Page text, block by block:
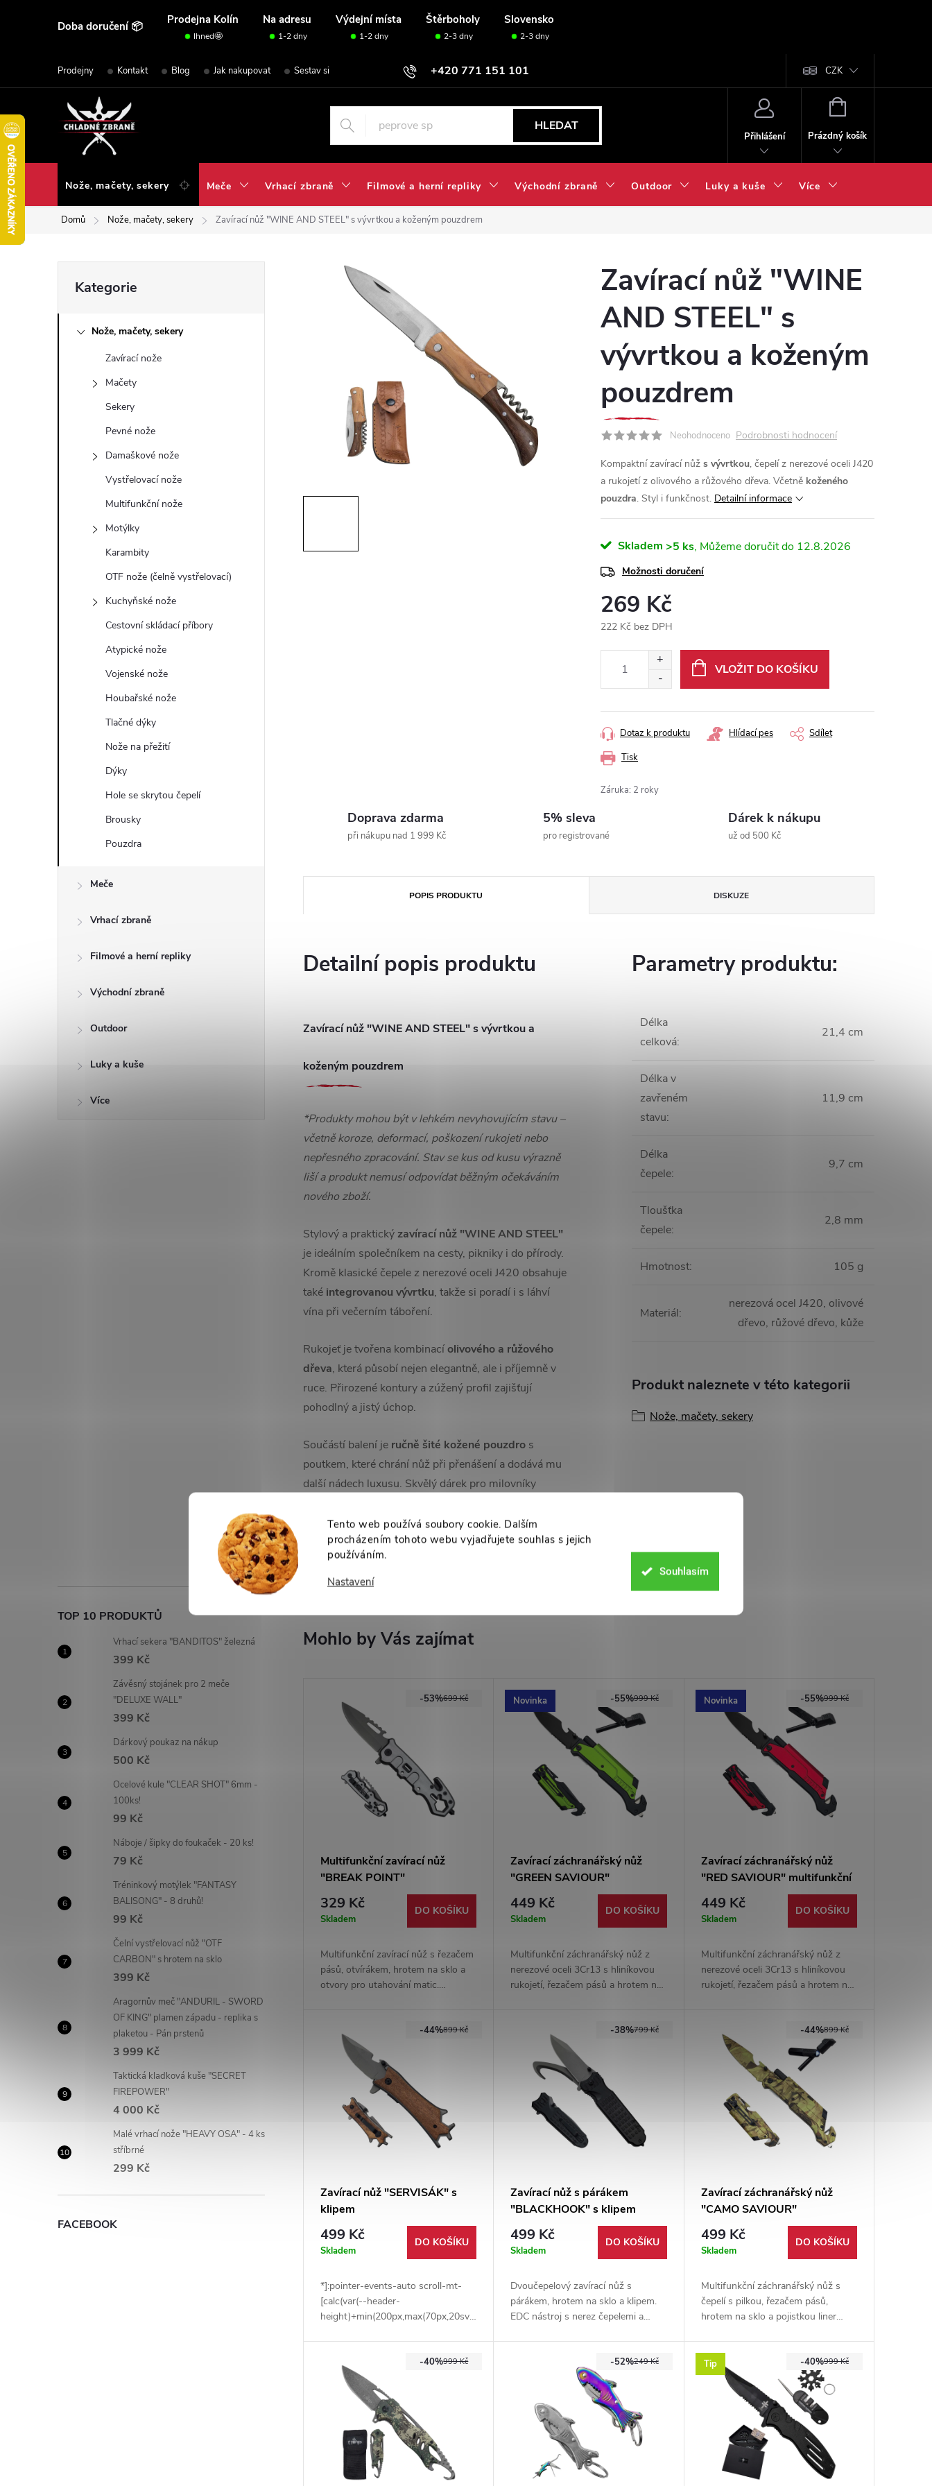
Tento web používá soubory cookie. Dalším
procházením tohoto webu vyjadřujete souhlas s jejich
používáním.
Nastavení
Souhlasím
Doba doručení 📦 Prodejna Kolín Na adresu Výdejní místa Štěrboholy Slovensko
Ihned🤩 1-2 dny 1-2 dny 2-3 dny 2-3 dny
+420 771 151 101
Prodejny Kontakt Blog Jak nakupovat Sestav si svou sadu✅ CZK
HLEDAT
Přihlášení
NÁKUPNÍ
Prázdný košík
Nože, mačety, sekery Meče Vrhací zbraně Filmové a herní repliky Východní zbraně Outdoor Luky a kuše Více
Domů Nože, mačety, sekery Zavírací nůž "WINE AND STEEL" s vývrtkou a koženým pouzdrem
o
kategorie
Kategorie
Nože, mačety, sekery
Zavírací nože
Mačety
Sekery
Pevné nože
Damaškové nože
Vystřelovací nože
Multifunkční nože
Motýlky
Karambity
OTF nože (čelně vystřelovací)
Kuchyňské nože
Cestovní skládací příbory
Atypické nože
Vojenské nože
Houbařské nože
Tlačné dýky
Nože na přežití
Dýky
Hole se skrytou čepelí
Brousky
Pouzdra
Meče
Vrhací zbraně
Filmové a herní repliky
Východní zbraně
Outdoor
Luky a kuše
Více
TOP 10 PRODUKTŮ
Vrhací sekera "BANDITOS" železná
399 Kč
Závěsný stojánek pro 2 meče
"DELUXE WALL"
399 Kč
Dárkový poukaz na nákup
500 Kč
Ocelové kule "CLEAR SHOT" 6mm -
100ks!
99 Kč
Náboje / šipky do foukaček - 20 ks!
79 Kč
Tréninkový motýlek "FANTASY
BALISONG" - 8 druhů!
99 Kč
Čelní vystřelovací nůž "OTF
CARBON" s hrotem na sklo
399 Kč
Aragornův meč "ANDURIL - SWORD
OF KING" plamen západu - replika s
plaketou - Pán prstenů
3 999 Kč
Taktická kladková kuše "SECRET
FIREPOWER"
4 000 Kč
Malé vrhací nože "HEAVY OSA" - 4 ks
stříbrné
299 Kč
FACEBOOK
Zavírací nůž "WINE
AND STEEL" s
vývrtkou a koženým
pouzdrem
Neohodnoceno Podrobnosti hodnocení
Kompaktní zavírací nůž s vývrtkou, čepelí z nerezové oceli J420
a rukojetí z olivového a růžového dřeva. Včetně koženého
pouzdra. Styl i funkčnost. Detailní informace
Skladem >5 ks 12.8.2026
Možnosti doručení
269 Kč
222 Kč bez DPH
VLOŽIT DO KOŠÍKU
Tisk
Dotaz k produktu Hlídací pes Sdílet
Záruka: 2 roky
Doprava zdarma
při nákupu nad 1 999 Kč
5% sleva
pro registrované
Dárek k nákupu
už od 500 Kč
POPIS PRODUKTU DISKUZE
Detailní popis produktu
Zavírací nůž "WINE AND STEEL" s vývrtkou a
koženým pouzdrem
*Produkty mohou být v lehkém nevyhovujícím stavu –
včetně koroze, deformací, poškození rukojeti nebo
nepřesného zpracování. Stav se kus od kusu výrazně
liší a produkt nemusí odpovídat běžným očekáváním
nového zboží.
Stylový a praktický zavírací nůž "WINE AND STEEL"
je ideálním společníkem na cesty, pikniky i do přírody.
Kromě klasické čepele z nerezové oceli J420 obsahuje
také integrovanou vývrtku, takže si poradí i s láhví
vína při večerním táboření.
Rukojeť je tvořena kombinacíolivového a růžového
dřeva, která působí nejen elegantně, ale i příjemně v
ruce. Přirozené kontury a zúžený profil zajišťují
pohodlný a jistý úchop.
Součástí balení je ručně šité kožené pouzdro s
poutkem, které chrání nůž při přenášení a dodává mu
další nádech luxusu. Skvělý dárek pro milovníky
Parametry produktu:
Délka
celková:
21,4 cm
Délka v
zavřeném
stavu:
11,9 cm
Délka
čepele:
9,7 cm
Tloušťka
čepele:
2,8 mm
Hmotnost: 105 g
Materiál:
nerezová ocel J420, olivové
dřevo, růžové dřevo, kůže
Produkt naleznete v této kategorii
Nože, mačety, sekery
High-contrast mode
Mohlo by Vás zajímat
699 Kč
-53%
Multifunkční zavírací nůž
"BREAK POINT"
329 Kč
Skladem
DO KOŠÍKU
Multifunkční zavírací nůž s řezačem
pásů, otvírákem, hrotem na sklo a
otvory pro utahování matic.
každodenní nošení.
Novinka 999 Kč
-55%
Zavírací záchranářský nůž
"GREEN SAVIOUR"
multifunkční
449 Kč
Skladem
DO KOŠÍKU
Multifunkční záchranářský nůž z
nerezové oceli 3Cr13 s hliníkovou
rukojetí, řezačem pásů a hrotem na
pilka, otvírák a kapesní klip.
Novinka 999 Kč
-55%
Zavírací záchranářský nůž
"RED SAVIOUR" multifunkční
449 Kč
Skladem
DO KOŠÍKU
Multifunkční záchranářský nůž z
nerezové oceli 3Cr13 s hliníkovou
rukojetí, řezačem pásů a hrotem na
pilka, otvírák a kapesní klip.
899 Kč
-44%
Zavírací nůž "SERVISÁK" s
klipem
499 Kč
Skladem
DO KOŠÍKU
*]:pointer-events-auto scroll-mt-
[calc(var(--header-
height)+min(200px,max(70px,20svh)))]"
aa3ce5ace65f-5" data-
testid="conversation-turn-18"
data-scroll-anchor="true" data-
turn="assistant" tabindex="-1">
Stylový a praktický zavírací nůž s
integrovanými klíči na matice,
dřevěnými střenkami, ostrou čepelí
a klipem. Ideální pro EDC, servis i
799 Kč
-38%
Zavírací nůž s párákem
"BLACKHOOK" s klipem
499 Kč
Skladem
DO KOŠÍKU
Dvoučepelový zavírací nůž s
párákem, hrotem na sklo a klipem.
EDC nástroj s nerez čepelemi a
899 Kč
-44%
Zavírací záchranářský nůž
"CAMO SAVIOUR"
multifunkční
499 Kč
Skladem
DO KOŠÍKU
Multifunkční záchranářský nůž s
čepelí s pilkou, řezačem pásů,
hrotem na sklo a pojistkou liner
kapesní klip.
999 Kč
-40% 249 Kč
-52% Tip 999 Kč
-40%